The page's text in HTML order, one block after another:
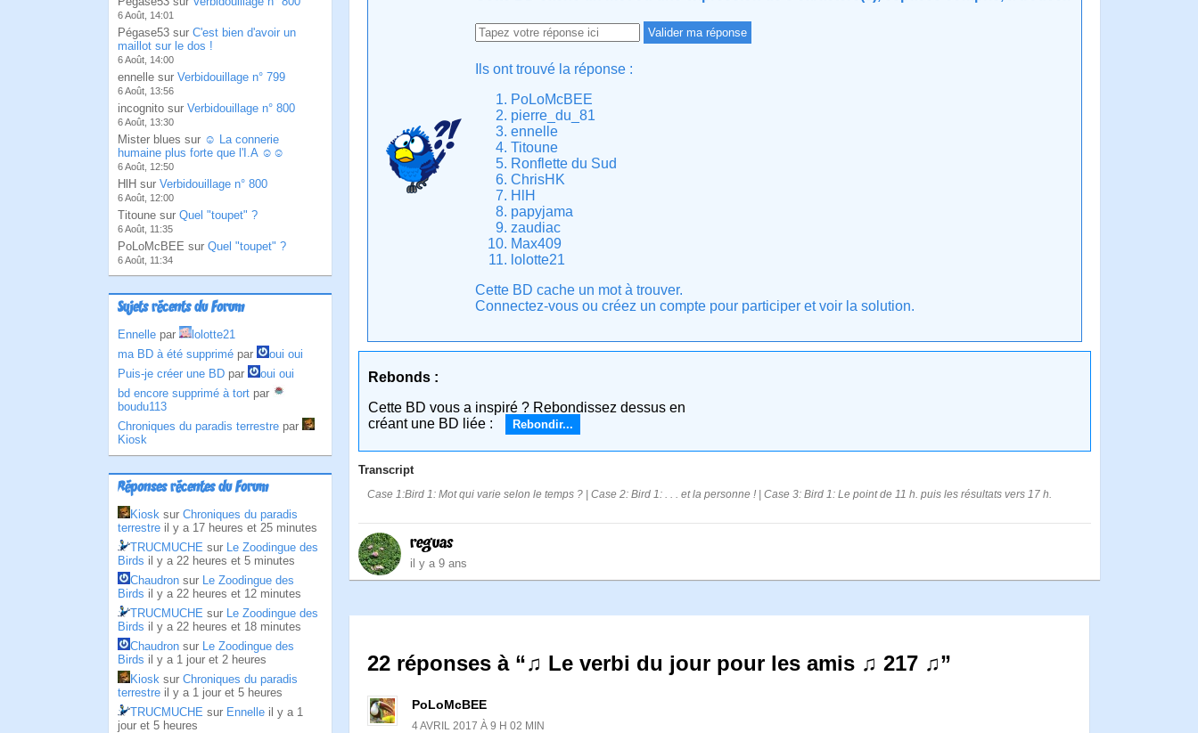
6 Août, 14:01
Pégase53 sur C'est bien d'avoir un
maillot sur le dos !
6 Août, 14:00
ennelle sur Verbidouillage n° 799
6 Août, 13:56
incognito sur Verbidouillage n° 800
6 Août, 13:30
Mister blues sur ☺ La connerie
humaine plus forte que l'I.A ☺☺
6 Août, 12:50
HlH sur Verbidouillage n° 800
6 Août, 12:00
Titoune sur Quel "toupet" ?
6 Août, 11:35
PoLoMcBEE sur Quel "toupet" ?
6 Août, 11:34
Sujets récents du Forum
Ennelle par
lolotte21
ma BD à été supprimé par
oui oui
Puis-je créer une BD par
oui oui
bd encore supprimé à tort par
boudu113
Chroniques du paradis terrestre par
Kiosk
Réponses récentes du Forum
Kiosk sur Chroniques du paradis
terrestre il y a 17 heures et 25 minutes
TRUCMUCHE sur Le Zoodingue des
Birds il y a 22 heures et 5 minutes
Chaudron sur Le Zoodingue des
Birds il y a 22 heures et 12 minutes
TRUCMUCHE sur Le Zoodingue des
Birds il y a 22 heures et 18 minutes
Chaudron sur Le Zoodingue des
Birds il y a 1 jour et 2 heures
Kiosk sur Chroniques du paradis
terrestre il y a 1 jour et 5 heures
TRUCMUCHE sur Ennelle il y a 1
jour et 5 heures
Ils ont trouvé la réponse :
PoLoMcBEE
pierre_du_81
ennelle
Titoune
Ronflette du Sud
ChrisHK
HlH
papyjama
zaudiac
Max409
lolotte21
Cette BD cache un mot à trouver.
Connectez-vous ou créez un compte pour participer et voir la solution.
Rebonds :
Cette BD vous a inspiré ? Rebondissez dessus en
créant une BD liée :
Rebondir...
Transcript
Case 1:Bird 1: Mot qui varie selon le temps ? | Case 2: Bird 1: . . . et la personne ! | Case 3: Bird 1: Le point de 11 h. puis les résultats vers 17 h.
reguas
il y a 9 ans
22 réponses à “♫ Le verbi du jour pour les amis ♫ 217 ♫”
PoLoMcBEE
4 AVRIL 2017 À 9 H 02 MIN